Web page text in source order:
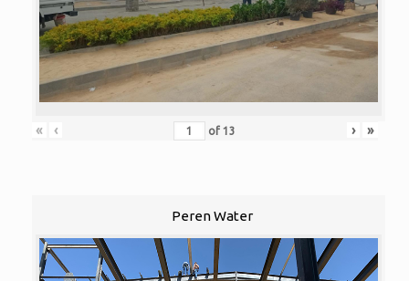
« ‹ of 13 › »
Peren Water